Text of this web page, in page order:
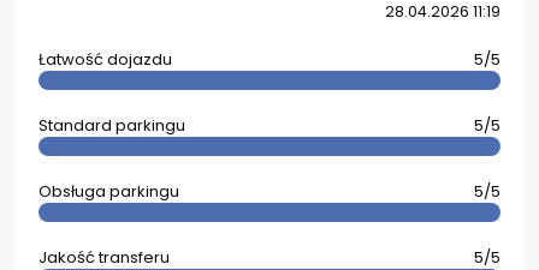
28.04.2026 11:19
Łatwość dojazdu 5/5
Standard parkingu 5/5
Obsługa parkingu 5/5
Jakość transferu 5/5